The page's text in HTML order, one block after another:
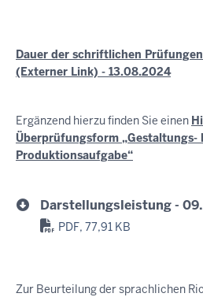
Dauer der schriftlichen
(Externer Link) - 13.08.2024
Ergänzend hierzu finden Sie einen
Überprüfungsform „Gestaltungs-
Produktionsaufgabe“
Darstellungsleistung -
PDF, 77,91 KB
Zur Beurteilung der sprachlichen